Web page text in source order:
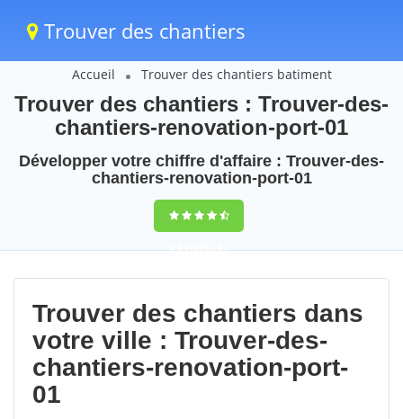
Trouver des chantiers
Accueil Trouver des chantiers batiment
Trouver des chantiers : Trouver-des-
chantiers-renovation-port-01
Développer votre chiffre d'affaire : Trouver-des-
chantiers-renovation-port-01
9,5(100%)81
votes
Trouver des chantiers dans
votre ville : Trouver-des-
chantiers-renovation-port-
01